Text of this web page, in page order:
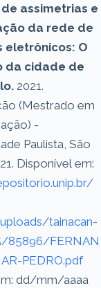
assimetrias e
da rede de
eletrônicos: O
da cidade de
2021.
(Mestrado em
-
Paulista, São
Disponível em:
tainacan-
85896/FERNAN
PEDRO.pdf
dd/mm/aaaa